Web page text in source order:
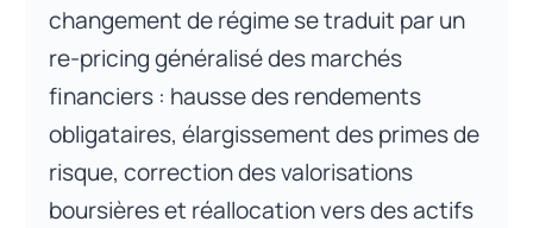
changement de régime se traduit par un
re-pricing généralisé des marchés
financiers : hausse des rendements
obligataires, élargissement des primes de
risque, correction des valorisations
boursières et réallocation vers des actifs